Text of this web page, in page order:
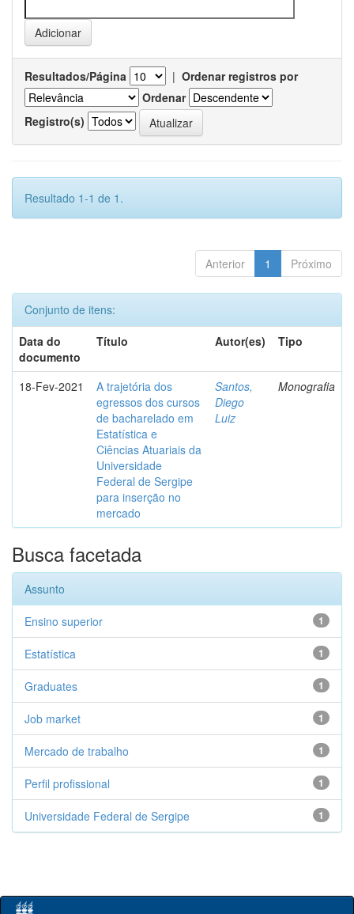
Resultados/Página | Ordenar registros por
Ordenar
Registro(s)
Resultado 1-1 de 1.
Anterior 1 Próximo
Conjunto de itens:
Data do
documento
Título Autor(es) Tipo
18-Fev-2021
A trajetória dos
egressos dos cursos
de bacharelado em
Estatística e
Ciências Atuariais da
Universidade
Federal de Sergipe
para inserção no
mercado
Santos,
Diego
Luiz
Monografia
Busca facetada
Assunto
1
Ensino superior
1
Estatística
1
Graduates
1
Job market
1
Mercado de trabalho
1
Perfil profissional
1
Universidade Federal de Sergipe